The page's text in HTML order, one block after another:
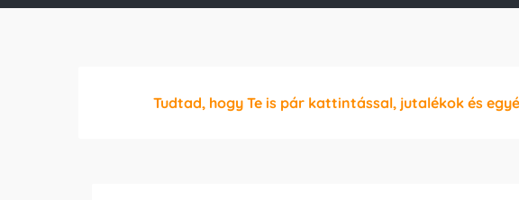
Tudtad, hogy Te is pár kattintással, jutalékok és